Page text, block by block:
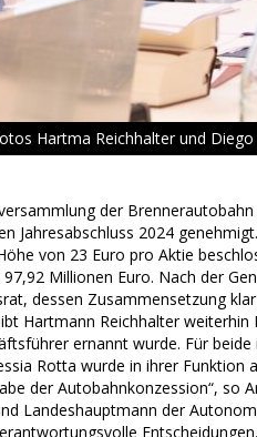
Hartma Reichhalter und
der
Jahresabschluss 2024
von 23 Euro pro Aktie
Millionen Euro. Nach der
dessen Zusammensetzung
Hartmann Reichhalter
ernannt wurde. Für
Rotta wurde in ihrer Funktion
der Autobahnkonzession“, so
Landeshauptmann der